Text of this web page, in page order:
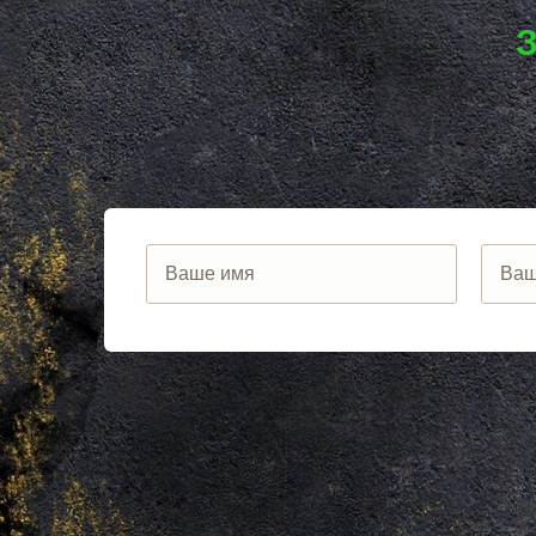
ЛОТОШИНО
ЛУКИНО
ЛУНЕВО
ЛУХОВИЦЫ
ЛЫТКАРИНО
ЛЬВОВСКИЙ
ЛЮБЕРЦЫ
ЛЮБУЧАНЫ
МАЛАХОВКА
МАЛИНО
МАМЫРИ
МЕНДЕЛЕЕВО
МЕШКОВО
МИХНЕВО
МОЛОДЕЖНЫЙ
МОЛОКОВО
МОНИНО
МОСКОВСКИЙ
МУХАНОВО
МЫТИЩИ
НАРО-ФОМИНСК
НАХАБИНО
НЕКРАСОВКА
КРАСНОДАР
ВОРОНЕЖ
ИРКУТСК
РОСТОВ
САМАРА
НЕЯ
ВОЛГОГРАД
НИЖНИЙ
УФА
САНКТ-
КАЗАНЬ
ТЮМЕНЬ
ТУЛА
ПЕНЗА
ЯРОСЛАВЛЬ
БАРНАУЛ
ОМСК
БЕЛГОРОД
ЛИПЕЦК